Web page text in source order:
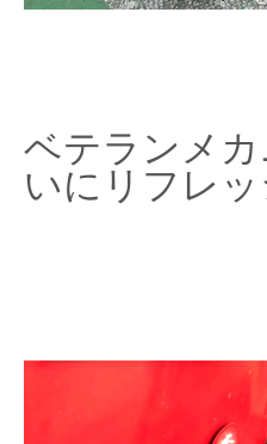
ベテランメ
いにリフレ